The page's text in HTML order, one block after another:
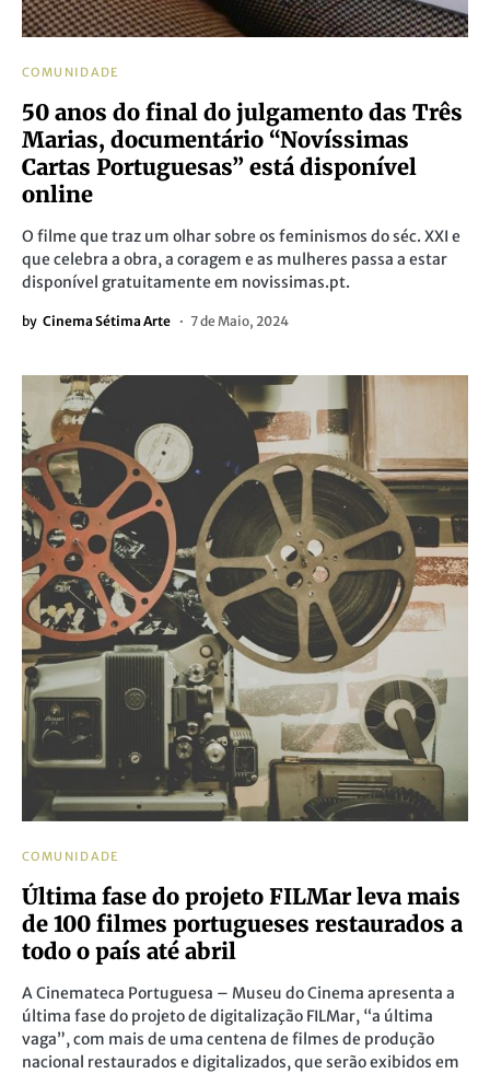
COMUNIDADE
50 anos do final do julgamento das Três
Marias, documentário “Novíssimas
Cartas Portuguesas” está disponível
online
O filme que traz um olhar sobre os feminismos do séc. XXI e
que celebra a obra, a coragem e as mulheres passa a estar
disponível gratuitamente em novissimas.pt.
by Cinema Sétima Arte 7 de Maio, 2024
COMUNIDADE
Última fase do projeto FILMar leva mais
de 100 filmes portugueses restaurados a
todo o país até abril
A Cinemateca Portuguesa – Museu do Cinema apresenta a
última fase do projeto de digitalização FILMar, “a última
vaga”, com mais de uma centena de filmes de produção
nacional restaurados e digitalizados, que serão exibidos em